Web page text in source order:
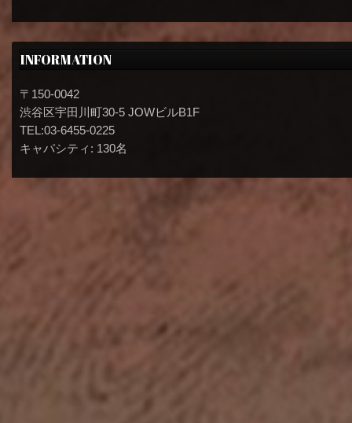
INFORMATION
〒150-0042
渋谷区宇田川町30-5 JOWビルB1F
TEL:03-6455-0225
キャパシティ: 130名